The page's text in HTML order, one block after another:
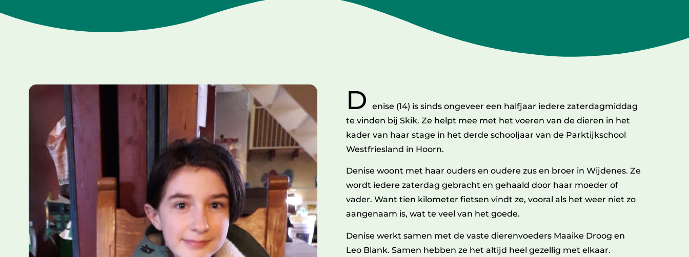
D
enise (14) is sinds ongeveer een halfjaar iedere zaterdagmiddag
te vinden bij Skik. Ze helpt mee met het voeren van de dieren in het
kader van haar stage in het derde schooljaar van de Parktijkschool
Westfriesland in Hoorn.
Denise woont met haar ouders en oudere zus en broer in Wijdenes. Ze
wordt iedere zaterdag gebracht en gehaald door haar moeder of
vader. Want tien kilometer fietsen vindt ze, vooral als het weer niet zo
aangenaam is, wat te veel van het goede.
Denise werkt samen met de vaste dierenvoeders Maaike Droog en
Leo Blank. Samen hebben ze het altijd heel gezellig met elkaar.